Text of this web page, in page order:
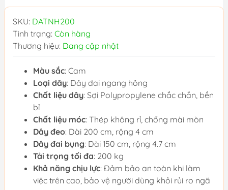
SKU: DATNH200
Tình trạng: Còn hàng
Thương hiệu: Đang cập nhật
Màu sắc: Cam
Loại dây: Dây đai ngang hông
Chất liệu dây: Sợi Polypropylene chắc chắn, bền
bỉ
Chất liệu móc: Thép không rỉ, chống mài mòn
Dây đeo: Dài 200 cm, rộng 4 cm
Dây đai bụng: Dài 150 cm, rộng 4.7 cm
Tải trọng tối đa: 200 kg
Khả năng chịu lực: Đảm bảo an toàn khi làm
việc trên cao, bảo vệ người dùng khỏi rủi ro ngã